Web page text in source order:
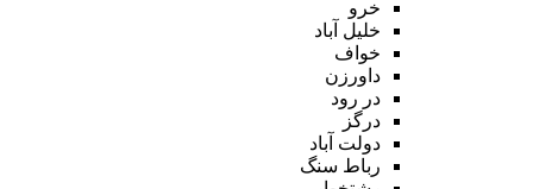
خرو
خلیل آباد
خواف
داورزن
در رود
درگز
دولت آباد
رباط سنگ